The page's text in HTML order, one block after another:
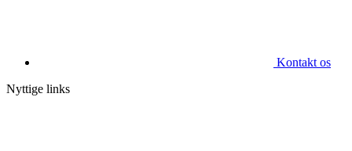
Kontakt os
Nyttige links